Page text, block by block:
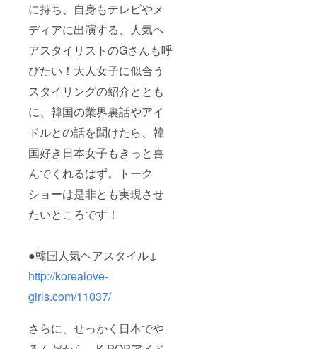
に持ち、自身もテレビやメ
ディアに出演する、人気ヘ
アスタイリストのGさんも呼
びたい！大人女子に似合う
スタイリングの紹介ととも
に、韓国の業界裏話やアイ
ドルとの話を聞けたら、韓
国好き日本女子もきっと喜
んでくれるはず。トーク
ショーは是非とも実現させ
たいところです！
●韓国人気ヘアスタイル↓
http://korealove-
girls.com/11037/
さらに、せっかく日本でや